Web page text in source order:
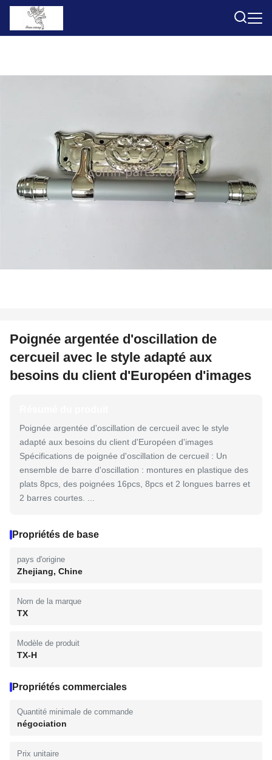
Poignée argentée d'oscillation de
cercueil avec le style adapté aux
besoins du client d'Européen d'images
Poignée argentée d'oscillation de cercueil avec le style
adapté aux besoins du client d'Européen d'images
Spécifications de poignée d'oscillation de cercueil : Un
ensemble de barre d'oscillation : montures en plastique des
plats 8pcs, des poignées 16pcs, 8pcs et 2 longues barres et
2 barres courtes. ...
Propriétés de base
pays d'origine
Zhejiang, Chine
Nom de la marque
TX
Modèle de produit
TX-H
Propriétés commerciales
Quantité minimale de commande
négociation
Prix unitaire